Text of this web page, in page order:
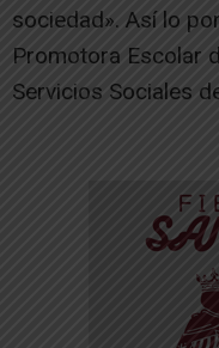
sociedad». Así lo
Promotora Escolar
Servicios Sociales